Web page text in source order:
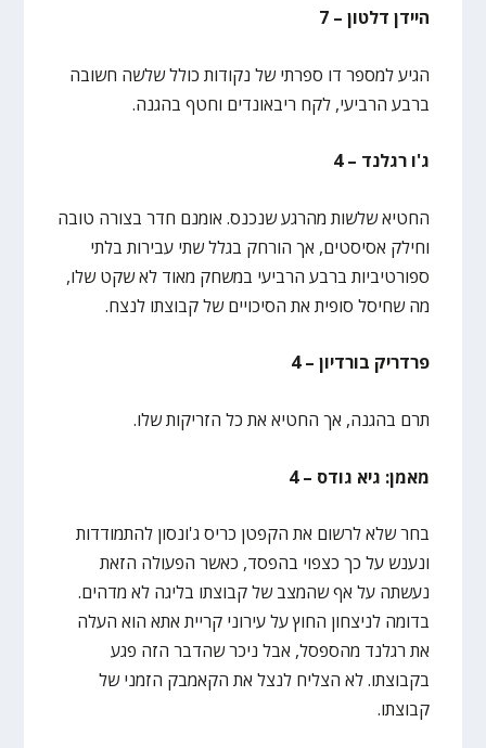
היידן דלטון – 7
הגיע למספר דו ספרתי של נקודות כולל שלשה חשובה
ברבע הרביעי, לקח ריבאונדים וחטף בהגנה.
ג'ו רגלנד – 4
החטיא שלשות מהרגע שנכנס. אומנם חדר בצורה טובה
וחילק אסיסטים, אך הורחק בגלל שתי עבירות בלתי
ספורטיביות ברבע הרביעי במשחק מאוד לא שקט שלו,
מה שחיסל סופית את הסיכויים של קבוצתו לנצח.
פרדריק בורדיון – 4
תרם בהגנה, אך החטיא את כל הזריקות שלו.
מאמן: גיא גודס – 4
בחר שלא לרשום את הקפטן כריס ג'ונסון להתמודדות
ונענש על כך כצפוי בהפסד, כאשר הפעולה הזאת
נעשתה על אף שהמצב של קבוצתו בליגה לא מדהים.
בדומה לניצחון החוץ על עירוני קריית אתא הוא העלה
את רגלנד מהספסל, אבל ניכר שהדבר הזה פגע
בקבוצתו. לא הצליח לנצל את הקאמבק הזמני של
קבוצתו.